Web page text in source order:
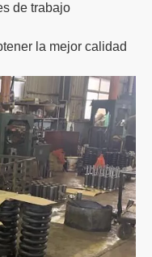
de trabajo
la mejor calidad